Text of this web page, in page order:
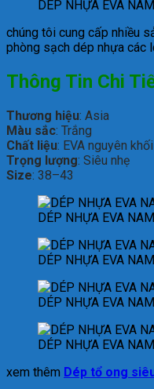
DÉP NHỰA EVA
chúng tôi cung cấp nhiều
phòng sạch dép nhựa các
Thông Tin Chi
Thương hiệu: Asia
Màu sắc: Trắng
Chất liệu: EVA nguyên khối
Trọng lượng: Siêu nhẹ
Size: 38–43
DÉP NHỰA EVA
DÉP NHỰA EVA
DÉP NHỰA EVA
DÉP NHỰA EVA
xem thêm Dép tổ ong